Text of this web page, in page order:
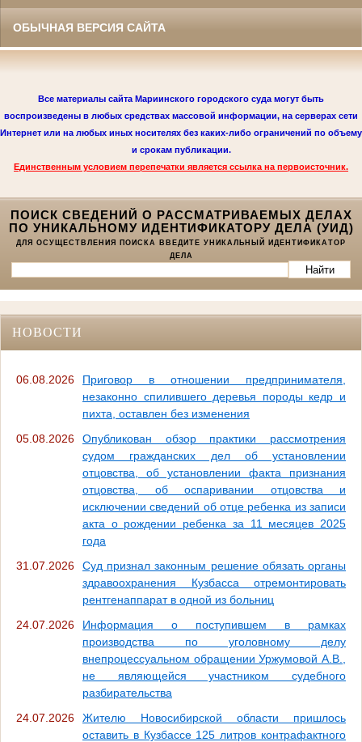
ОБЫЧНАЯ ВЕРСИЯ САЙТА
Все материалы сайта Мариинского городского суда могут быть
воспроизведены в любых средствах массовой информации, на серверах сети
Интернет или на любых иных носителях без каких-либо ограничений по объему
и срокам публикации.
Единственным условием перепечатки является ссылка на первоисточник.
ПОИСК СВЕДЕНИЙ О РАССМАТРИВАЕМЫХ ДЕЛАХ
ПО УНИКАЛЬНОМУ ИДЕНТИФИКАТОРУ ДЕЛА (УИД)
ДЛЯ ОСУЩЕСТВЛЕНИЯ ПОИСКА ВВЕДИТЕ УНИКАЛЬНЫЙ ИДЕНТИФИКАТОР
ДЕЛА
НОВОСТИ
06.08.2026
Приговор в отношении предпринимателя,
незаконно спилившего деревья породы кедр и
пихта, оставлен без изменения
05.08.2026
Опубликован обзор практики рассмотрения
судом гражданских дел об установлении
отцовства, об установлении факта признания
отцовства, об оспаривании отцовства и
исключении сведений об отце ребенка из записи
акта о рождении ребенка за 11 месяцев 2025
года
31.07.2026
Суд признал законным решение обязать органы
здравоохранения Кузбасса отремонтировать
рентгенаппарат в одной из больниц
24.07.2026
Информация о поступившем в рамках
производства по уголовному делу
внепроцессуальном обращении Уржумовой А.В.,
не являющейся участником судебного
разбирательства
24.07.2026
Жителю Новосибирской области пришлось
оставить в Кузбассе 125 литров контрафактного